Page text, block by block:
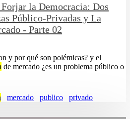
Forjar la Democracia: Dos
Público-Privadas y La
- Parte 02
y por qué son polémicas? y el
de mercado ¿es un problema público o
mercado publico privado